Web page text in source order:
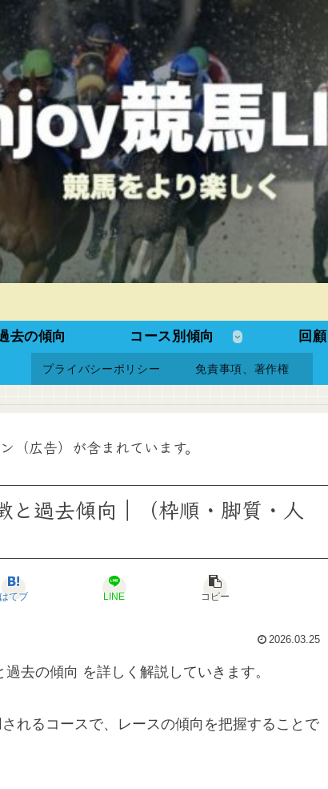
去の傾向 コース別傾向 回顧
プライバシーポリシー 免責事項、著作権
広告）が含まれています。
と過去傾向｜（枠順・脚質・人
はてブ LINE コピー
2026.03.25
去の傾向 を詳しく解説していきます。
れるコースで、レースの傾向を把握することで